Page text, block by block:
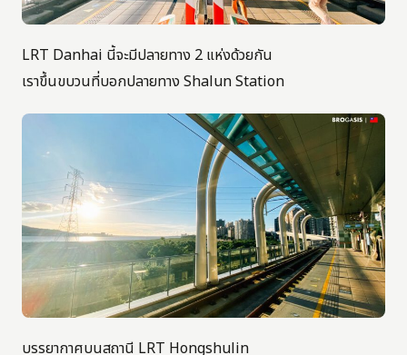
LRT Danhai นี้จะมีปลายทาง 2 แห่งด้วยกัน
เราขึ้นขบวนที่บอกปลายทาง Shalun Station
บรรยากาศบนสถานี LRT Hongshulin